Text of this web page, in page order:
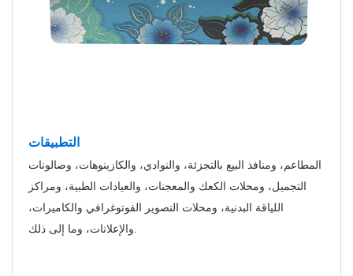
التطبيقات
المطاعم، ومنافذ البيع بالتجزئة، والنوادي، والكازينوهات، وصالونات
التجميل، ومحلات الكعك والمعجنات، والعيادات الطبية، ومراكز
اللياقة البدنية، ومحلات التصوير الفوتوغرافي والكاميرات،
والإعلانات، وما إلى ذلك.